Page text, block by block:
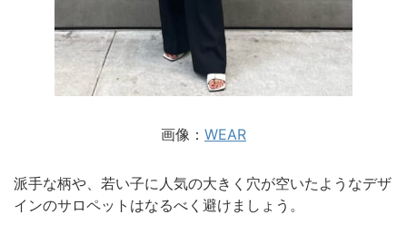
画像： WEAR
派手な柄や、若い子に人気の大きく穴が空いたようなデザ
インのサロペットはなるべく避けましょう。